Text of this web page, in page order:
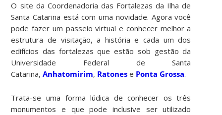
O site da Coordenadoria das Fortalezas da Ilha de
Santa Catarina está com uma novidade. Agora você
pode fazer um passeio virtual e conhecer melhor a
estrutura de visitação, a história e cada um dos
edifícios das fortalezas que estão sob gestão da
Universidade Federal de Santa
Catarina,Anhatomirim, Ratones e Ponta Grossa.
Trata-se uma forma lúdica de conhecer os três
monumentos e que pode inclusive ser utilizado